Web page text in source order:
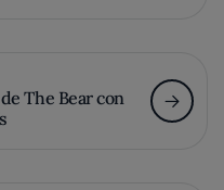
The Bear con